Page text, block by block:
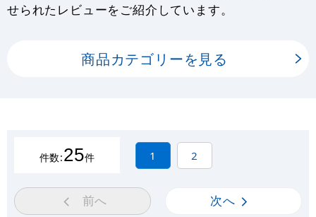
せられたレビューをご紹介しています。
商品カテゴリーを見る
件数:25件 1 2
前へ 次へ